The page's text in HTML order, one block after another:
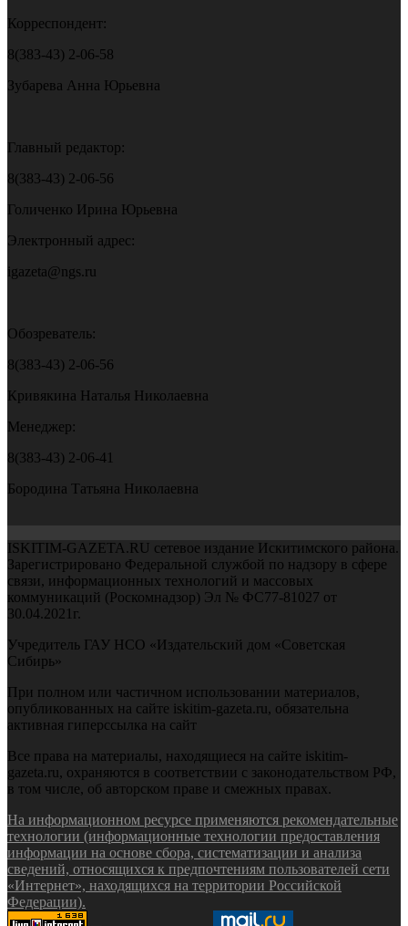
Корреспондент:
8(383-43) 2-06-58
Зубарева Анна Юрьевна
Главный редактор:
8(383-43) 2-06-56
Голиченко Ирина Юрьевна
Электронный адрес:
igazeta@ngs.ru
Обозреватель:
8(383-43) 2-06-56
Кривякина Наталья Николаевна
Менеджер:
8(383-43) 2-06-41
Бородина Татьяна Николаевна
ISKITIM-GAZETA.RU сетевое издание Искитимского района.
Зарегистрировано Федеральной службой по надзору в сфере
связи, информационных технологий и массовых
коммуникаций (Роскомнадзор) Эл № ФС77-81027 от
30.04.2021г.
Учредитель ГАУ НСО «Издательский дом «Советская
Сибирь»
При полном или частичном использовании материалов,
опубликованных на сайте iskitim-gazeta.ru, обязательна
активная гиперссылка на сайт
Все права на материалы, находящиеся на сайте iskitim-
gazeta.ru, охраняются в соответствии с законодательством РФ,
в том числе, об авторском праве и смежных правах.
На информационном ресурсе применяются рекомендательные
технологии (информационные технологии предоставления
информации на основе сбора, систематизации и анализа
сведений, относящихся к предпочтениям пользователей сети
«Интернет», находящихся на территории Российской
Федерации).